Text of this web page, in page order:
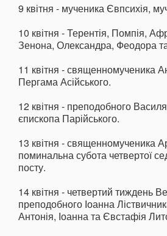
9 квітня - мученика Євпсихія,
10 квітня - Терентія, Помпія,
Зенона, Олександра, Феодора
11 квітня - священномученика
Пергама Асійського.
12 квітня - преподобного
єпископа Парійського.
13 квітня - священномученика
поминальна субота четвертої
посту.
14 квітня - четвертий тиждень
преподобного Іоанна
Антонія, Іоанна та Євстафія